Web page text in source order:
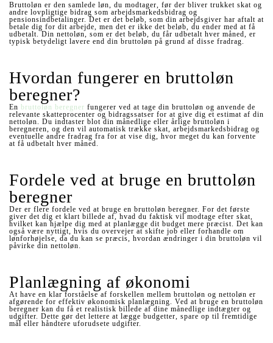
Bruttoløn er den samlede løn, du modtager, før der bliver trukket skat og
andre lovpligtige bidrag som arbejdsmarkedsbidrag og
pensionsindbetalinger. Det er det beløb, som din arbejdsgiver har aftalt at
betale dig for dit arbejde, men det er ikke det beløb, du ender med at få
udbetalt. Din nettoløn, som er det beløb, du får udbetalt hver måned, er
typisk betydeligt lavere end din bruttoløn på grund af disse fradrag.
Hvordan fungerer en bruttoløn
beregner?
En bruttoløn beregner fungerer ved at tage din bruttoløn og anvende de
relevante skatteprocenter og bidragssatser for at give dig et estimat af din
nettoløn. Du indtaster blot din månedlige eller årlige bruttoløn i
beregneren, og den vil automatisk trække skat, arbejdsmarkedsbidrag og
eventuelle andre fradrag fra for at vise dig, hvor meget du kan forvente
at få udbetalt hver måned.
Fordele ved at bruge en bruttoløn
beregner
Der er flere fordele ved at bruge en bruttoløn beregner. For det første
giver det dig et klart billede af, hvad du faktisk vil modtage efter skat,
hvilket kan hjælpe dig med at planlægge dit budget mere præcist. Det kan
også være nyttigt, hvis du overvejer at skifte job eller forhandle om
lønforhøjelse, da du kan se præcis, hvordan ændringer i din bruttoløn vil
påvirke din nettoløn.
Planlægning af økonomi
At have en klar forståelse af forskellen mellem bruttoløn og nettoløn er
afgørende for effektiv økonomisk planlægning. Ved at bruge en bruttoløn
beregner kan du få et realistisk billede af dine månedlige indtægter og
udgifter. Dette gør det lettere at lægge budgetter, spare op til fremtidige
mål eller håndtere uforudsete udgifter.